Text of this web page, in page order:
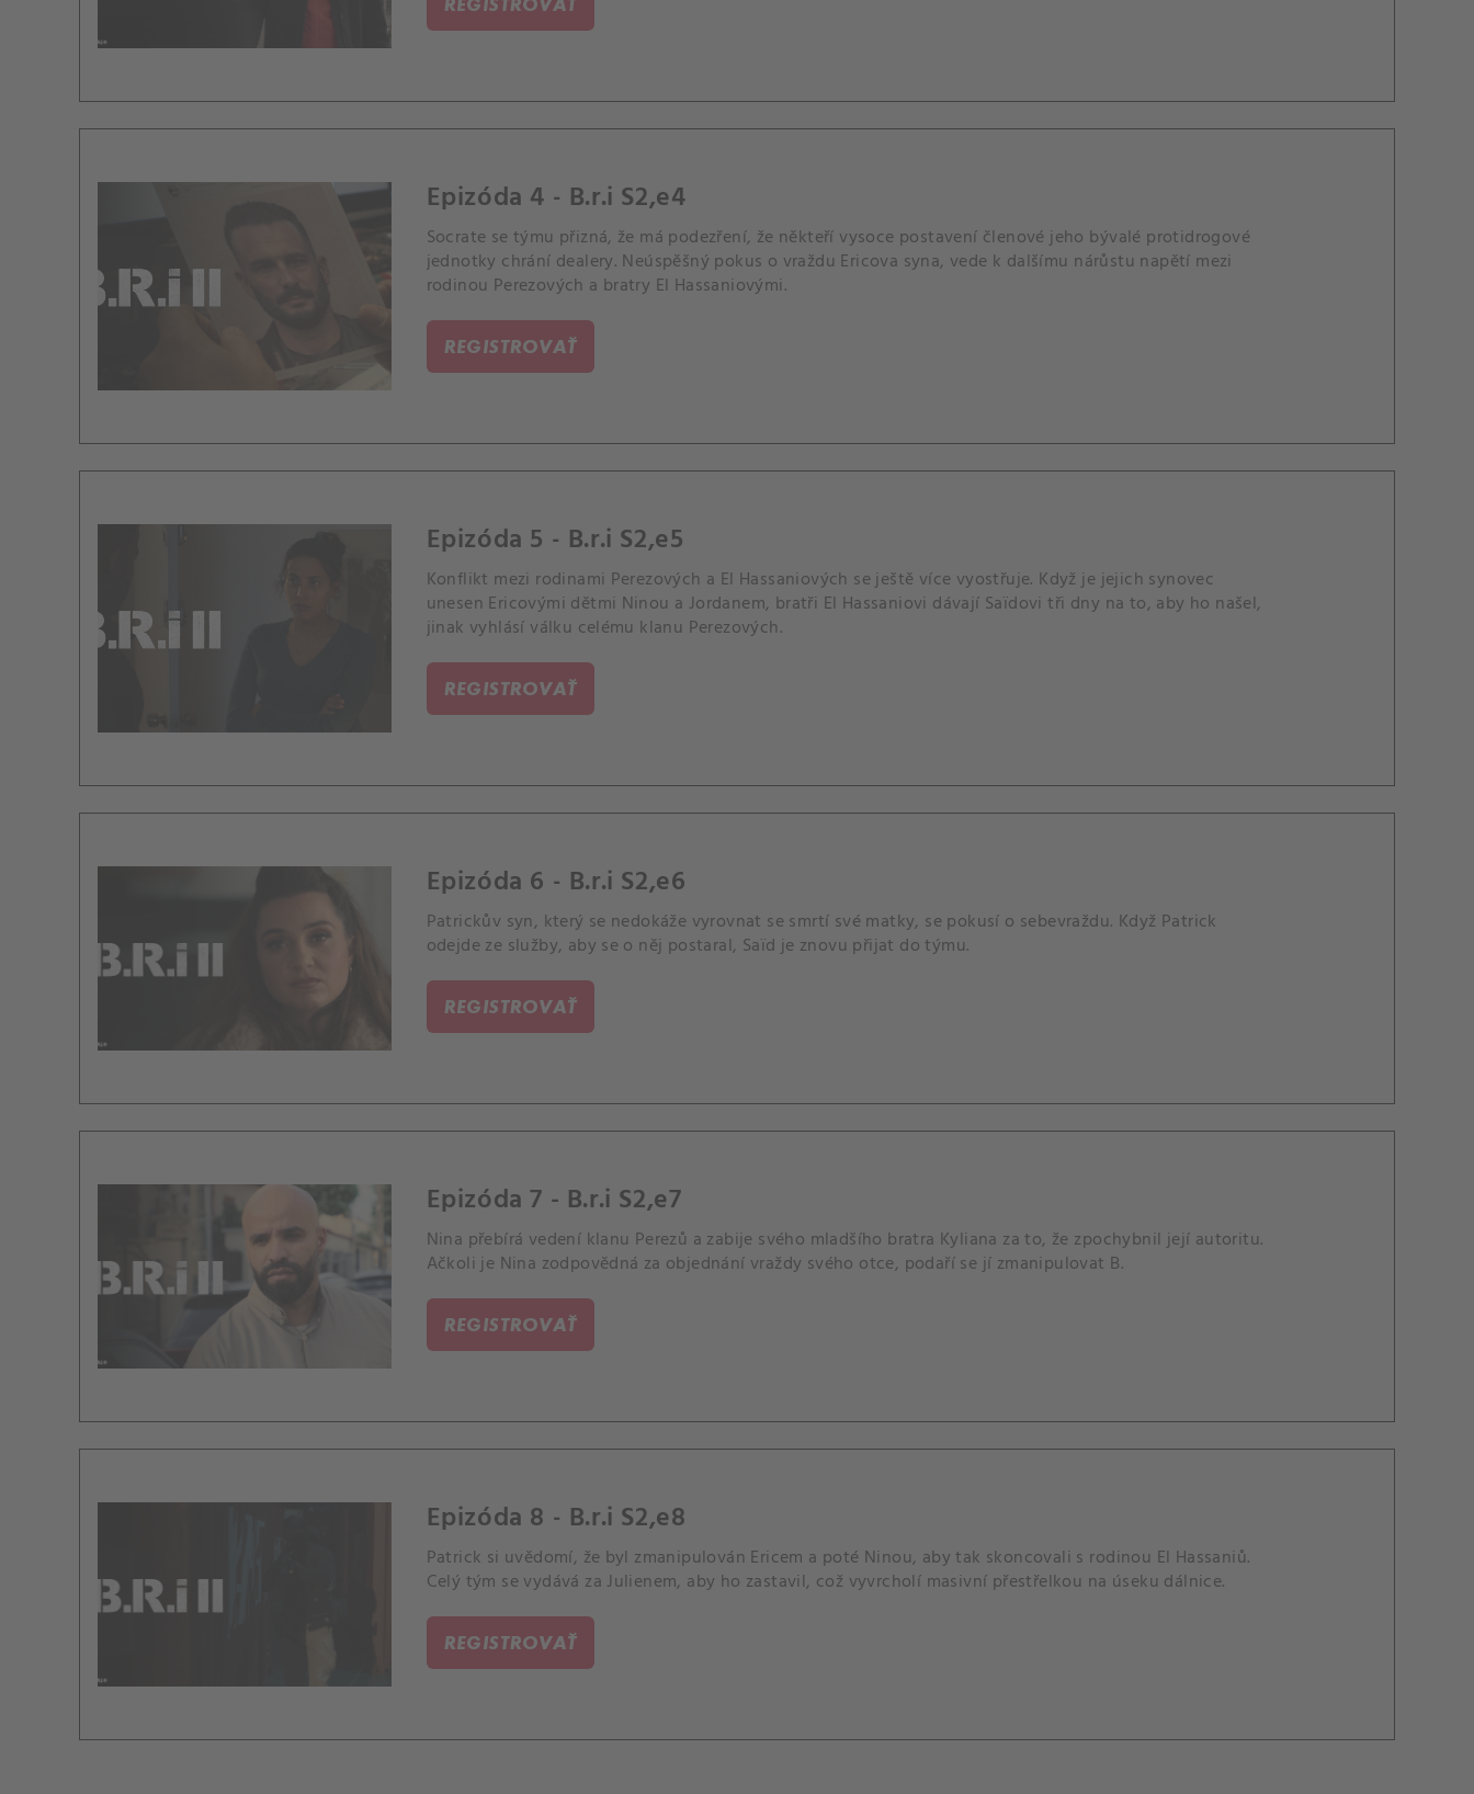
Epizóda 4 - B.r.i S2,e4
Socrate se týmu přizná, že má podezření, že někteří vysoce postavení členové jeho bývalé protidrogové
jednotky chrání dealery. Neúspěšný pokus o vraždu Ericova syna, vede k dalšímu nárůstu napětí mezi
rodinou Perezových a bratry El Hassaniovými.
REGISTROVAŤ
Epizóda 5 - B.r.i S2,e5
Konflikt mezi rodinami Perezových a El Hassaniových se ještě více vyostřuje. Když je jejich synovec
unesen Ericovými dětmi Ninou a Jordanem, bratři El Hassaniovi dávají Saïdovi tři dny na to, aby ho našel,
jinak vyhlásí válku celému klanu Perezových.
REGISTROVAŤ
Epizóda 6 - B.r.i S2,e6
Patrickův syn, který se nedokáže vyrovnat se smrtí své matky, se pokusí o sebevraždu. Když Patrick
odejde ze služby, aby se o něj postaral, Saïd je znovu přijat do týmu.
REGISTROVAŤ
Epizóda 7 - B.r.i S2,e7
Nina přebírá vedení klanu Perezů a zabije svého mladšího bratra Kyliana za to, že zpochybnil její autoritu.
Ačkoli je Nina zodpovědná za objednání vraždy svého otce, podaří se jí zmanipulovat B.
REGISTROVAŤ
Epizóda 8 - B.r.i S2,e8
Patrick si uvědomí, že byl zmanipulován Ericem a poté Ninou, aby tak skoncovali s rodinou El Hassaniů.
Celý tým se vydává za Julienem, aby ho zastavil, což vyvrcholí masivní přestřelkou na úseku dálnice.
REGISTROVAŤ